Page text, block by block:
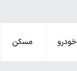
خودرو مسکن